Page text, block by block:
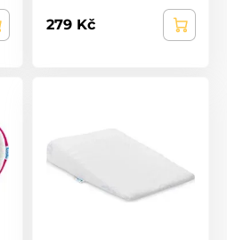
279 Kč